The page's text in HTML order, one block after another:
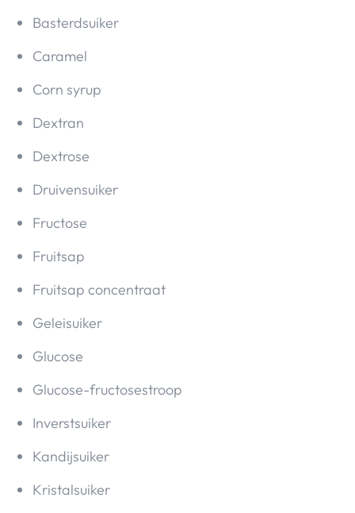
Basterdsuiker
Caramel
Corn syrup
Dextran
Dextrose
Druivensuiker
Fructose
Fruitsap
Fruitsap concentraat
Geleisuiker
Glucose
Glucose-fructosestroop
Inverstsuiker
Kandijsuiker
Kristalsuiker